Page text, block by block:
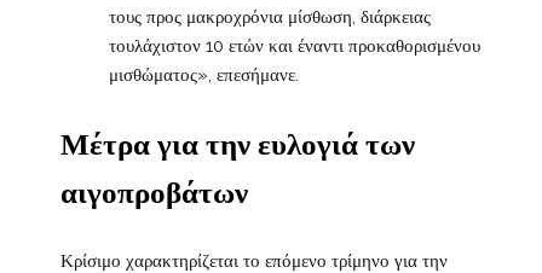
τους προς μακροχρόνια μίσθωση, διάρκειας
τουλάχιστον 10 ετών και έναντι προκαθορισμένου
μισθώματος», επεσήμανε.
Μέτρα για την ευλογιά των
αιγοπροβάτων
Κρίσιμο χαρακτηρίζεται το επόμενο τρίμηνο για την